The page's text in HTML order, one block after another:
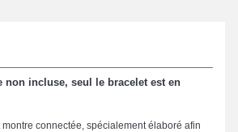
non incluse, seul le bracelet est en
connectée, spécialement élaboré afin